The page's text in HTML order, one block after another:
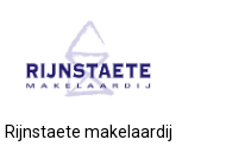
Rijnstaete makelaardij